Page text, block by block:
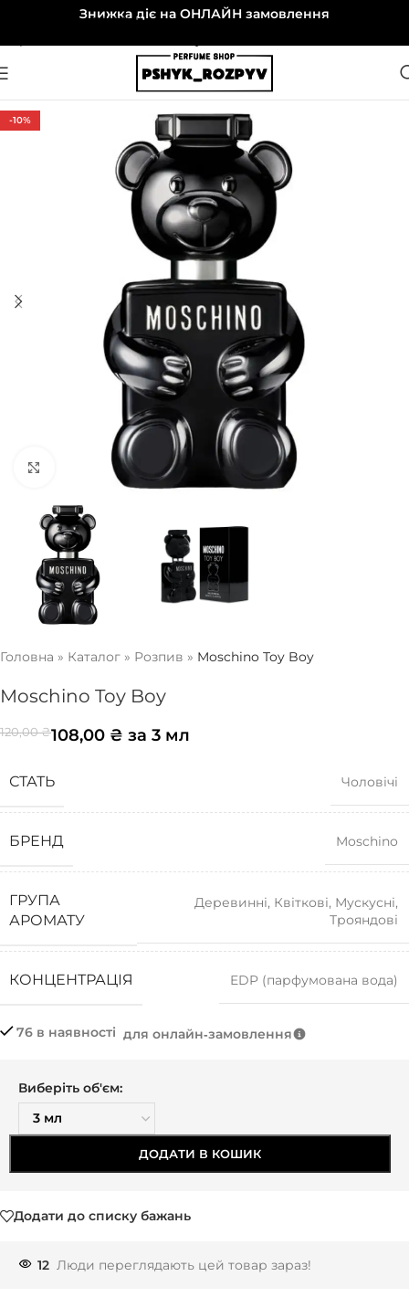
Перейти до навігаціїЗнижка діє на ОНЛАЙН замовлення
-10%
Натисніть, щоб збільшити
Головна » Каталог » Розпив » Moschino Toy Boy
Moschino Toy Boy
120,00₴108,00 ₴ за 3 мл
СТАТЬ Чоловічі
БРЕНД Moschino
ГРУПА
АРОМАТУ
Деревинні, Квіткові, Мускусні,
Трояндові
КОНЦЕНТРАЦІЯ EDP (парфумована вода)
76 в наявності для онлайн‑замовлення
Виберіть об'єм:
ДОДАТИ В КОШИК
Додати до списку бажань
12 Люди переглядають цей товар зараз!